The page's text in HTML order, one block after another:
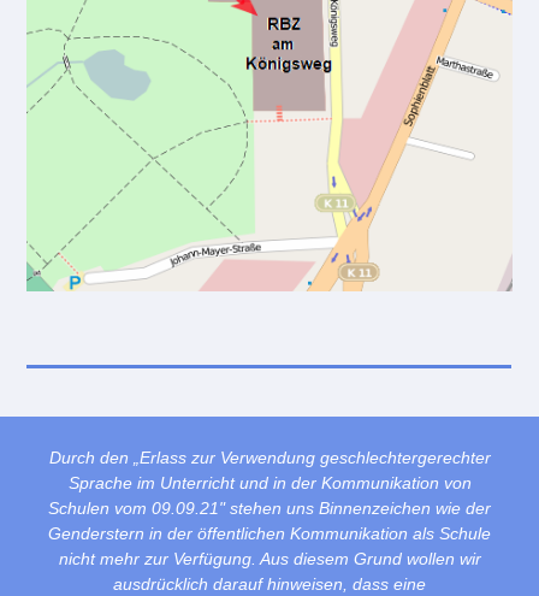
Durch den „Erlass zur Verwendung geschlechtergerechter
Sprache im Unterricht und in der Kommunikation von
Schulen vom 09.09.21" stehen uns Binnenzeichen wie der
Genderstern in der öffentlichen Kommunikation als Schule
nicht mehr zur Verfügung. Aus diesem Grund wollen wir
ausdrücklich darauf hinweisen, dass eine